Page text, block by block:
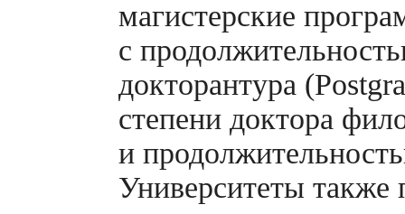
магистерские
с
докторантура
степени доктора
и
Университеты также